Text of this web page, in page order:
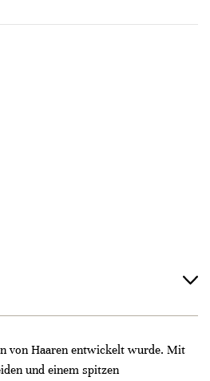
von Haaren entwickelt wurde. Mit
und einem spitzen